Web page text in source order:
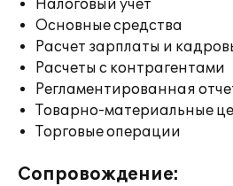
Налоговый учет
Основные средства
Расчет зарплаты и
Расчеты с контрагентами
Регламентированная
Товарно-материальные
Торговые операции
Сопровождение: